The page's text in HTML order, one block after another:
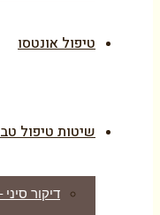
טיפול אונטסו
שיטות טיפול
דיקור